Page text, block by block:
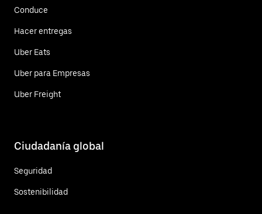
Conduce
Hacer entregas
Uber Eats
Uber para Empresas
Uber Freight
Ciudadanía global
Seguridad
Sostenibilidad